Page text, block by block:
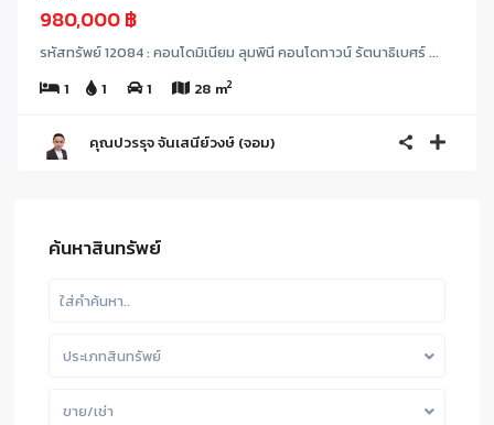
980,000 ฿
รหัสทรัพย์ 12084 : คอนโดมิเนียม ลุมพินี คอนโดทาวน์ รัตนาธิเบศร์ ...
1
1 1 28 m2
คุณปวรรุจ จันเสนีย์วงษ์ (จอม)
ค้นหาสินทรัพย์
ประเภทสินทรัพย์
ขาย/เช่า